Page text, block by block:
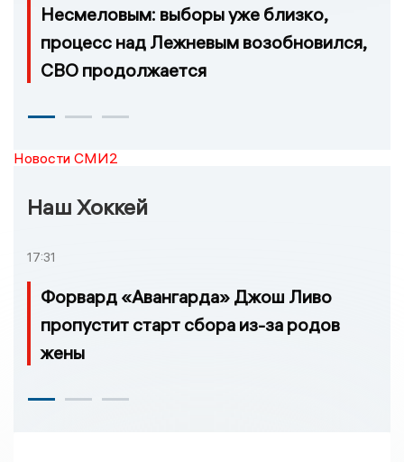
Несмеловым: выборы уже близко,
процесс над Лежневым возобновился,
СВО продолжается
Новости СМИ2
Наш Хоккей
17:31
Форвард «Авангарда» Джош Ливо
пропустит старт сбора из-за родов
жены